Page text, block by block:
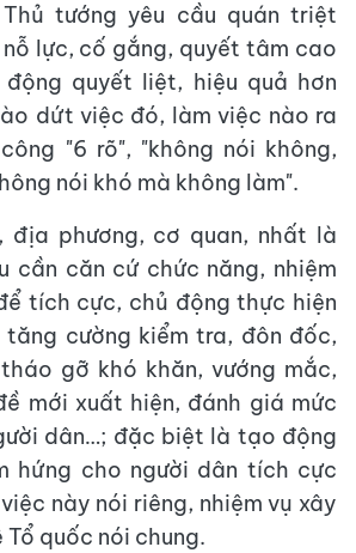
tướng yêu cầu quán triệt
lực, cố gắng, quyết tâm cao
động quyết liệt, hiệu quả hơn
dứt việc đó, làm việc nào ra
"6 rõ", "không nói không,
nói khó mà không làm".
địa phương, cơ quan, nhất là
cần căn cứ chức năng, nhiệm
tích cực, chủ động thực hiện
cường kiểm tra, đôn đốc,
gỡ khó khăn, vướng mắc,
mới xuất hiện, đánh giá mức
dân…; đặc biệt là tạo động
hứng cho người dân tích cực
này nói riêng, nhiệm vụ xây
quốc nói chung.